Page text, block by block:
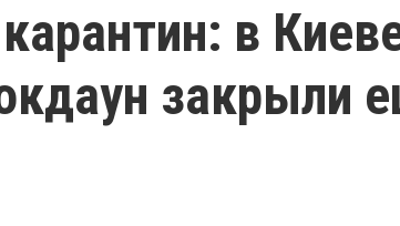
в
закрыли